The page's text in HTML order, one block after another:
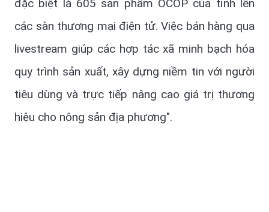
đặc biệt là 605 sản phẩm OCOP của tỉnh lên
các sàn thương mại điện tử. Việc bán hàng qua
livestream giúp các hợp tác xã minh bạch hóa
quy trình sản xuất, xây dựng niềm tin với người
tiêu dùng và trực tiếp nâng cao giá trị thương
hiệu cho nông sản địa phương".